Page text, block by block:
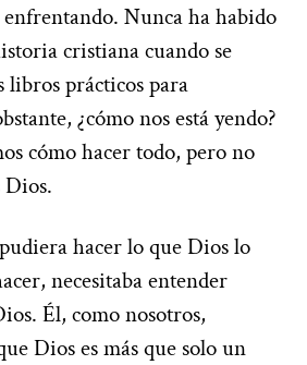
Nunca ha habido
cristiana cuando se
libros prácticos para
¿cómo nos está yendo?
cómo hacer todo, pero no
Dios.
hacer lo que Dios lo
necesitaba entender
Él, como nosotros,
Dios es más que solo un